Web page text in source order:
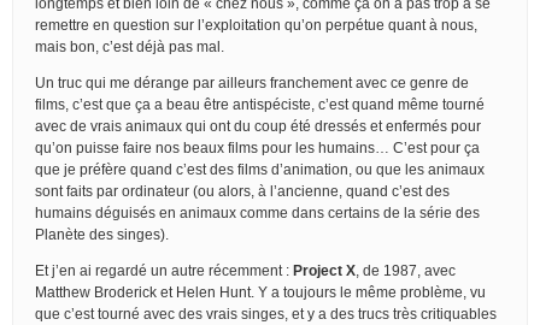
remettre en question sur l’exploitation qu’on perpétue quant à nous,
mais bon, c’est déjà pas mal.
Un truc qui me dérange par ailleurs franchement avec ce genre de
films, c’est que ça a beau être antispéciste, c’est quand même tourné
avec de vrais animaux qui ont du coup été dressés et enfermés pour
qu’on puisse faire nos beaux films pour les humains… C’est pour ça
que je préfère quand c’est des films d’animation, ou que les animaux
sont faits par ordinateur (ou alors, à l’ancienne, quand c’est des
humains déguisés en animaux comme dans certains de la série des
Planète des singes).
Et j’en ai regardé un autre récemment : Project X , de 1987, avec
Matthew Broderick et Helen Hunt. Y a toujours le même problème, vu
que c’est tourné avec des vrais singes, et y a des trucs très critiquables